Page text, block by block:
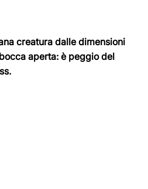
creatura dalle dimensioni
aperta: è peggio del